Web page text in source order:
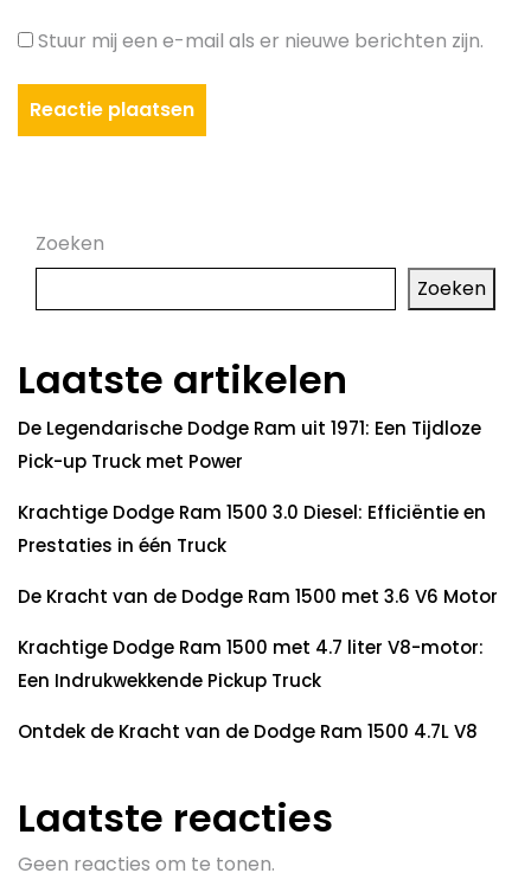
Stuur mij een e-mail als er nieuwe berichten zijn.
Zoeken
Zoeken
Laatste artikelen
De Legendarische Dodge Ram uit 1971: Een Tijdloze
Pick-up Truck met Power
Krachtige Dodge Ram 1500 3.0 Diesel: Efficiëntie en
Prestaties in één Truck
De Kracht van de Dodge Ram 1500 met 3.6 V6 Motor
Krachtige Dodge Ram 1500 met 4.7 liter V8-motor:
Een Indrukwekkende Pickup Truck
Ontdek de Kracht van de Dodge Ram 1500 4.7L V8
Laatste reacties
Geen reacties om te tonen.